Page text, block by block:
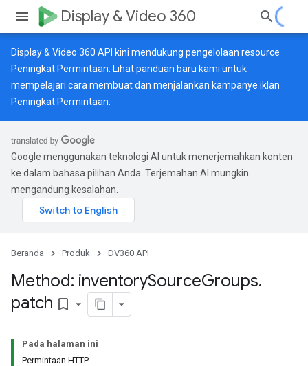
Display & Video 360
Display & Video 360 API kini mendukung pengelolaan resource
Peningkat Permintaan. Lihatpanduan baru kami untuk
mempelajari cara membuat dan menjalankan kampanye iklan
Peningkat Permintaan.
Google menggunakan teknologi AI untuk menerjemahkan konten
ke dalam bahasa pilihan Anda. Terjemahan AI mungkin
mengandung kesalahan.
Beranda Produk DV360 API
Method: inventorySourceGroups.
patch bookmark_border
Pada halaman ini
Permintaan HTTP